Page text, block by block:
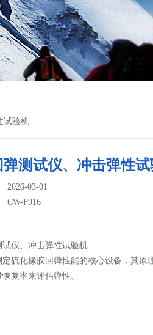
试验机
弹测试仪、冲击弹性
2026-03-01
CW-F916
试仪、冲击弹性试验机
定硫化橡胶回弹性能的核心设备，其原
复率来评估弹性。